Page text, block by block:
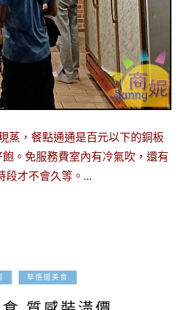
蒸，餐點通通是百元以下的銅板
。免服務費室內有冷氣吹，還有
段才不會久等。…
草悟道美食